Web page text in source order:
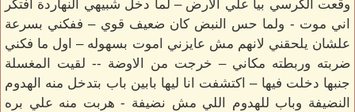
وقعت الكرسي بيا علي الارض – لما دخل شبيهي النهاردة افتكر
اني موت - ولما حس النبض كان ضعيف قوي – ففكني بسرعة
علشان يلحقني لانهم مش عايزني اموت بسهوله – اول ما فكني
ضربته وربطته مكاني – خرجت من الاوضة -- لقيت المغسلة
جنبها دخلت فيها – اكتشفت انا ليها بابين باب بتدخل منه الهدوم
النضيفة وباب للهدوم اللي مش نضيفة - هربت منه علي بره